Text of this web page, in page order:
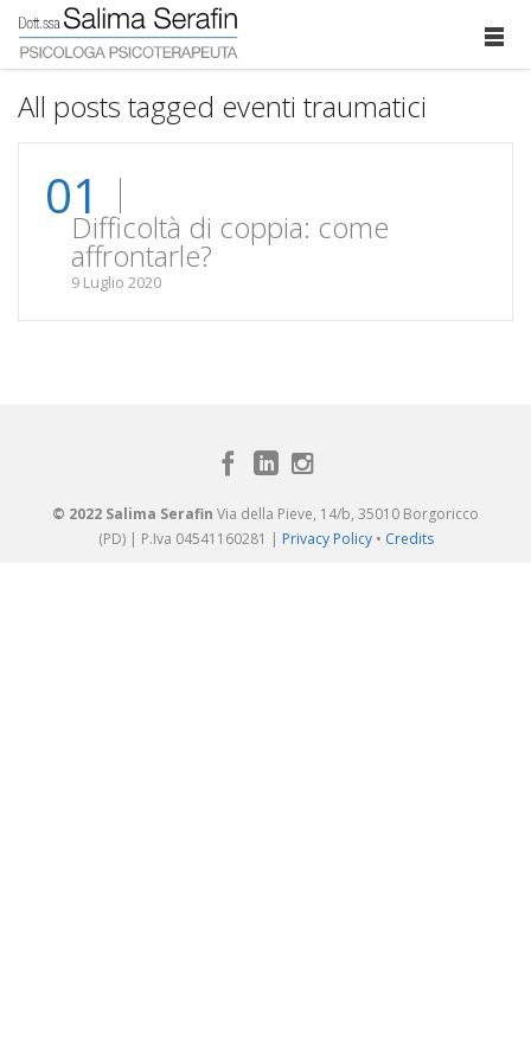
All posts tagged eventi traumatici
01Difficoltà di coppia: come
affrontarle?
9 Luglio 2020
© 2022 Salima Serafin Via della Pieve, 14/b, 35010 Borgoricco
(PD) | P.Iva 04541160281 | Privacy Policy• Credits